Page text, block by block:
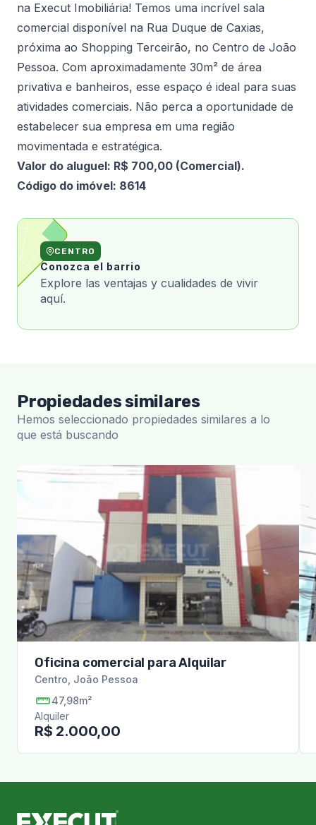
na Execut Imobiliária! Temos uma incrível sala
comercial disponível na Rua Duque de Caxias,
próxima ao Shopping Terceirão, no Centro de João
Pessoa. Com aproximadamente 30m² de área
privativa e banheiros, esse espaço é ideal para suas
atividades comerciais. Não perca a oportunidade de
estabelecer sua empresa em uma região
movimentada e estratégica.
Valor do aluguel: R$ 700,00 (Comercial).
Código do imóvel: 8614
CENTRO
Conozca el barrio
Explore las ventajas y cualidades de vivir
aquí.
Propiedades similares
Hemos seleccionado propiedades similares a lo
que está buscando
Oficina comercial para Alquilar
Centro João Pessoa
47,98m²
Alquiler
R$ 2.000,00